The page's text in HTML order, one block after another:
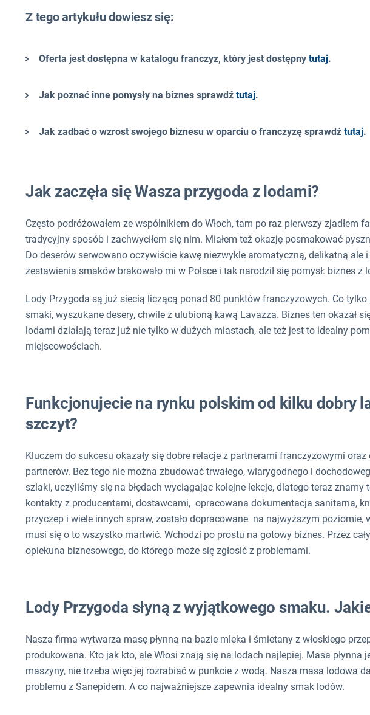
Z tego artykułu dowiesz się:
Oferta jest dostępna w katalogu franczyz, który jest dostępny tutaj.
Jak poznać inne pomysły na biznes sprawdź tutaj.
Jak zadbać o wzrost swojego biznesu w oparciu o franczyzę sprawdź tutaj.
Jak zaczęła się Wasza przygoda z lodami?
Często podróżowałem ze wspólnikiem do Włoch, tam po raz pierwszy zjadłem
tradycyjny sposób i zachwyciłem się nim. Miałem też okazję posmakować
Do deserów serwowano oczywiście kawę niezwykle aromatyczną, delikatną ale
zestawienia smaków brakowało mi w Polsce i tak narodził się pomysł: biznes z
Lody Przygoda są już siecią liczącą ponad 80 punktów franczyzowych. Co
smaki, wyszukane desery, chwile z ulubioną kawą Lavazza. Biznes ten okazał
lodami działają teraz już nie tylko w dużych miastach, ale też jest to idealny
miejscowościach.
Funkcjonujecie na rynku polskim od kilku dobry
szczyt?
Kluczem do sukcesu okazały się dobre relacje z partnerami franczyzowymi
partnerów. Bez tego nie można zbudować trwałego, wiarygodnego i
szlaki, uczyliśmy się na błędach wyciągając kolejne lekcje, dlatego teraz znamy
kontakty z producentami, dostawcami, opracowana dokumentacja sanitarna,
przyczep i wiele innych spraw, zostało dopracowane na najwyższym poziomie,
musi się o to wszystko martwić. Wchodzi po prostu na gotowy biznes. Przez
opiekuna biznesowego, do którego może się zgłosić z problemami.
Lody Przygoda słyną z wyjątkowego smaku.
Nasza firma wytwarza masę płynną na bazie mleka i śmietany z włoskiego
produkowana. Kto jak kto, ale Włosi znają się na lodach najlepiej. Masa płynna
maszyny, nie trzeba więc jej rozrabiać w punkcie z wodą. Nasza masa lodowa
problemu z Sanepidem. A co najważniejsze zapewnia idealny smak lodów.